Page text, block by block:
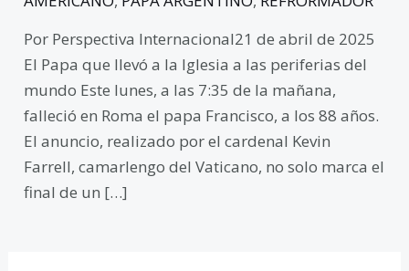
Por Perspectiva Internacional21 de abril de 2025
El Papa que llevó a la Iglesia a las periferias del
mundo Este lunes, a las 7:35 de la mañana,
falleció en Roma el papa Francisco, a los 88 años.
El anuncio, realizado por el cardenal Kevin
Farrell, camarlengo del Vaticano, no solo marca el
final de un […]